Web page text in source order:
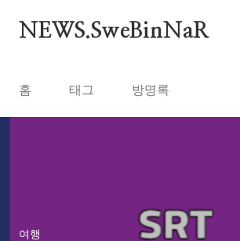
NEWS.SweBinNaR
홈 태그 방명록
여행